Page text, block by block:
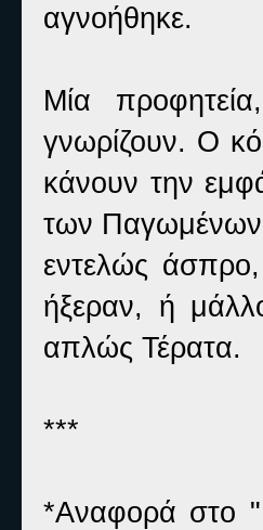
αγνοήθηκε.
Μία
γνωρίζουν. Ο
κάνουν την
των Παγωμένων
εντελώς άσπρο,
ήξεραν, ή
απλώς Τέρατα.
***
*Αναφορά στο